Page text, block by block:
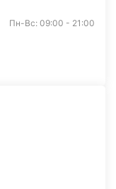
Пн-Вс: 09:00 - 21:00